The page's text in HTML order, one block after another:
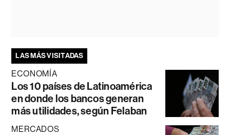
LAS MÁS VISITADAS
ECONOMÍA
Los 10 países de Latinoamérica
en donde los bancos generan
más utilidades, según Felaban
MERCADOS